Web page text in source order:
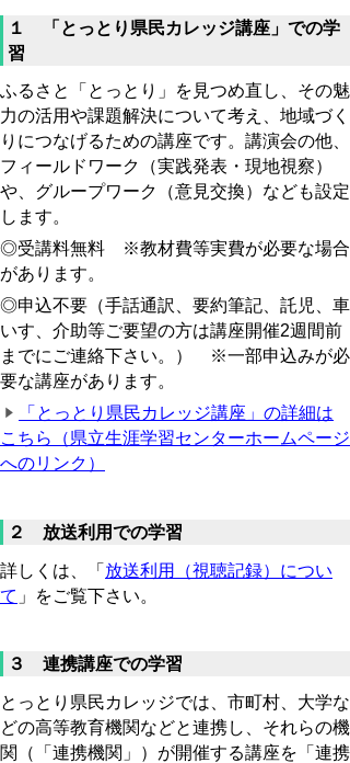
１ 「とっとり県民カレッジ講座」での学
習
ふるさと「とっとり」を見つめ直し、その魅
力の活用や課題解決について考え、地域づく
りにつなげるための講座です。講演会の他、
フィールドワーク（実践発表・現地視察）
や、グループワーク（意見交換）なども設定
します。
◎受講料無料 ※教材費等実費が必要な場合
があります。
◎申込不要（手話通訳、要約筆記、託児、車
いす、介助等ご要望の方は講座開催2週間前
までにご連絡下さい。） ※一部申込みが必
要な講座があります。
「とっとり県民カレッジ講座」の詳細は
こちら（県立生涯学習センターホームページ
へのリンク）
２ 放送利用での学習
詳しくは、「 放送利用（視聴記録）につい
て 」をご覧下さい。
３ 連携講座での学習
とっとり県民カレッジでは、市町村、大学な
どの高等教育機関などと連携し、それらの機
関（「連携機関」）が開催する講座を「連携